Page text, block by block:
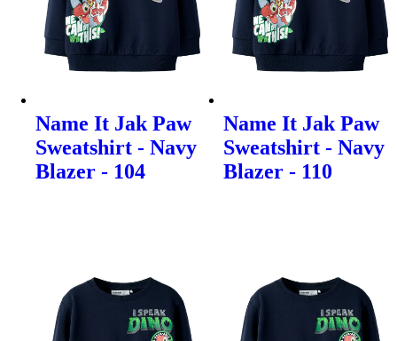
Name It Jak Paw
Sweatshirt - Navy
Blazer - 104
Name It Jak Paw
Sweatshirt - Navy
Blazer - 110